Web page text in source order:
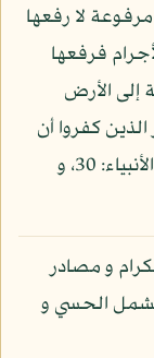
لا رفعها
فرفعها
إلى الأرض
كفروا أن
السماوات و الأرض كانتا رتقا ففتقناهما»: الأنبياء: 30، و
و مصادر
يشمل الحسي و